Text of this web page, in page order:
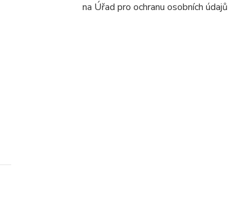
na Úřad pro ochranu osobních údajů